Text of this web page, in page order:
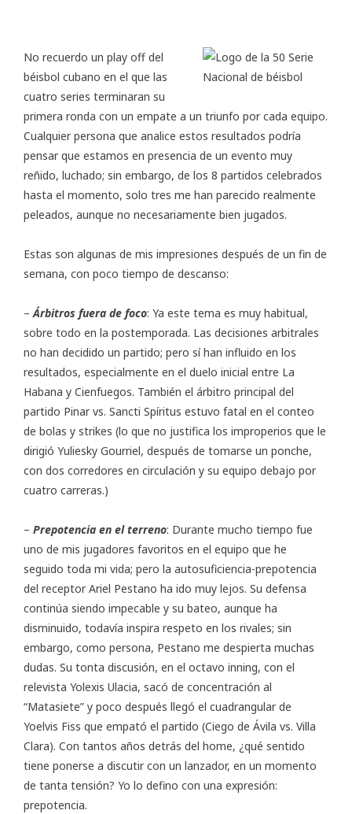
No recuerdo un play off del
béisbol cubano en el que las
cuatro series terminaran su
primera ronda con un empate a un triunfo por cada equipo.
Cualquier persona que analice estos resultados podría
pensar que estamos en presencia de un evento muy
reñido, luchado; sin embargo, de los 8 partidos celebrados
hasta el momento, solo tres me han parecido realmente
peleados, aunque no necesariamente bien jugados.
Estas son algunas de mis impresiones después de un fin de
semana, con poco tiempo de descanso:
– Árbitros fuera de foco: Ya este tema es muy habitual,
sobre todo en la postemporada. Las decisiones arbitrales
no han decidido un partido; pero sí han influido en los
resultados, especialmente en el duelo inicial entre La
Habana y Cienfuegos. También el árbitro principal del
partido Pinar vs. Sancti Spíritus estuvo fatal en el conteo
de bolas y strikes (lo que no justifica los improperios que le
dirigió Yuliesky Gourriel, después de tomarse un ponche,
con dos corredores en circulación y su equipo debajo por
cuatro carreras.)
– Prepotencia en el terreno: Durante mucho tiempo fue
uno de mis jugadores favoritos en el equipo que he
seguido toda mi vida; pero la autosuficiencia-prepotencia
del receptor Ariel Pestano ha ido muy lejos. Su defensa
continúa siendo impecable y su bateo, aunque ha
disminuido, todavía inspira respeto en los rivales; sin
embargo, como persona, Pestano me despierta muchas
dudas. Su tonta discusión, en el octavo inning, con el
relevista Yolexis Ulacia, sacó de concentración al
“Matasiete” y poco después llegó el cuadrangular de
Yoelvis Fiss que empató el partido (Ciego de Ávila vs. Villa
Clara). Con tantos años detrás del home, ¿qué sentido
tiene ponerse a discutir con un lanzador, en un momento
de tanta tensión? Yo lo defino con una expresión:
prepotencia.